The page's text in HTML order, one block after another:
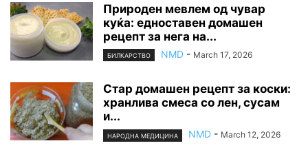
Природен мевлем од чувар
куќа: едноставен домашен
рецепт за нега на...
БИЛКАРСТВО NMD - March 17, 2026
Стар домашен рецепт за коски:
хранлива смеса со лен, сусам
и...
НАРОДНА МЕДИЦИНА NMD - March 12, 2026